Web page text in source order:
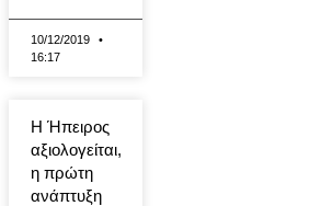
10/12/2019
16:17
Η Ήπειρος
αξιολογείται,
η πρώτη
ανάπτυξη